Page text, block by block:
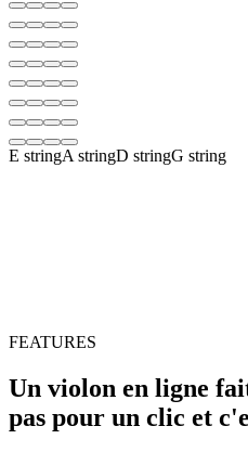
E stringA stringD stringG string
FEATURES
Un violon en ligne
pas pour un clic et